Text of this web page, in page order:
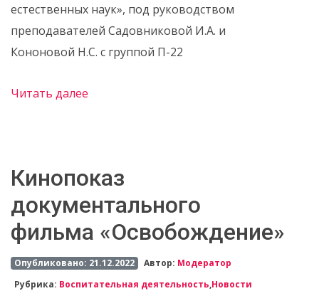
естественных наук», под руководством
преподавателей Садовниковой И.А. и
Кононовой Н.С. с группой П-22
Читать далее
Кинопоказ
документального
фильма «Освобождение»
Опубликовано: 21.12.2022 Автор: Модератор
Рубрика: Воспитательная деятельность,Новости